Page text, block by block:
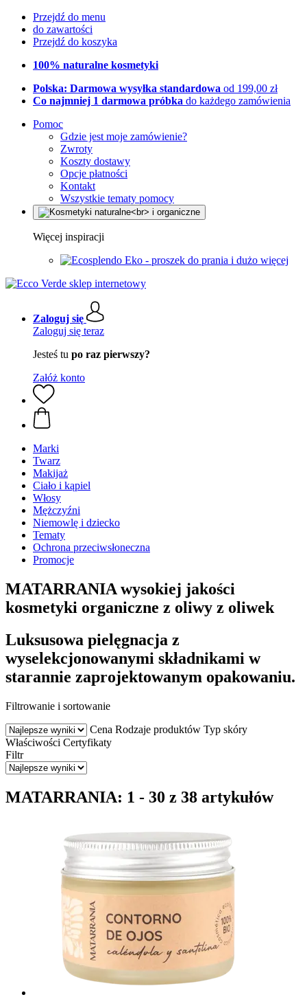
Przejdź do menu
do zawartości
Przejdź do koszyka
100% naturalne kosmetyki
Polska: Darmowa wysyłka standardowa od 199,00 zł
Co najmniej 1 darmowa próbka do każdego zamówienia
Pomoc
Gdzie jest moje zamówienie?
Zwroty
Koszty dostawy
Opcje płatności
Kontakt
Wszystkie tematy pomocy
Więcej inspiracji
Eko - proszek do prania i dużo więcej
Zaloguj się
Zaloguj się teraz
Jesteś tu po raz pierwszy?
Załóż konto
Marki
Twarz
Makijaż
Ciało i kąpiel
Włosy
Mężczyźni
Niemowlę i dziecko
Tematy
Ochrona przeciwsłoneczna
Promocje
MATARRANIA wysokiej jakości
kosmetyki organiczne z oliwy z oliwek
Luksusowa pielęgnacja z
wyselekcjonowanymi składnikami w
starannie zaprojektowanym opakowaniu.
Filtrowanie i sortowanie
Cena Rodzaje produktów Typ skóry
Właściwości Certyfikaty
Filtr
MATARRANIA: 1 - 30 z 38 artykułów